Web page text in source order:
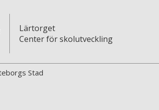
Lärtorget
Center för skolutveckling
Stad